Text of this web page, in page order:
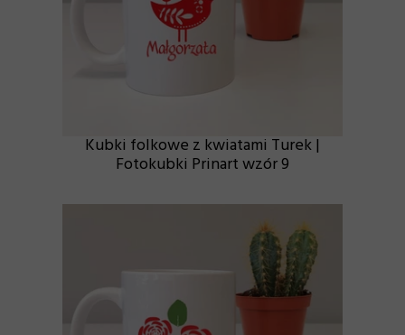
Kubki folkowe z kwiatami Turek |
Fotokubki Prinart wzór 9